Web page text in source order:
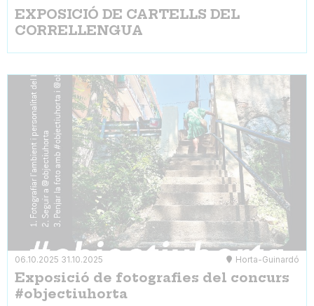
EXPOSICIÓ DE CARTELLS DEL
CORRELLENGUA
06.10.2025 31.10.2025 Horta-Guinardó
Exposició de fotografies del concurs
#objectiuhorta